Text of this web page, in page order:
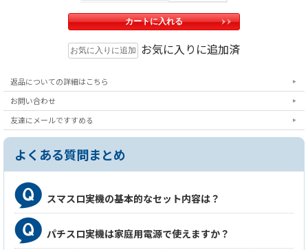
お気に入りに追加済
返品についての詳細はこちら
お問い合わせ
友達にメールですすめる
よくある質問まとめ
スマスロ実機の基本的なセット内容は？
パチスロ実機は家庭用電源で使えますか？